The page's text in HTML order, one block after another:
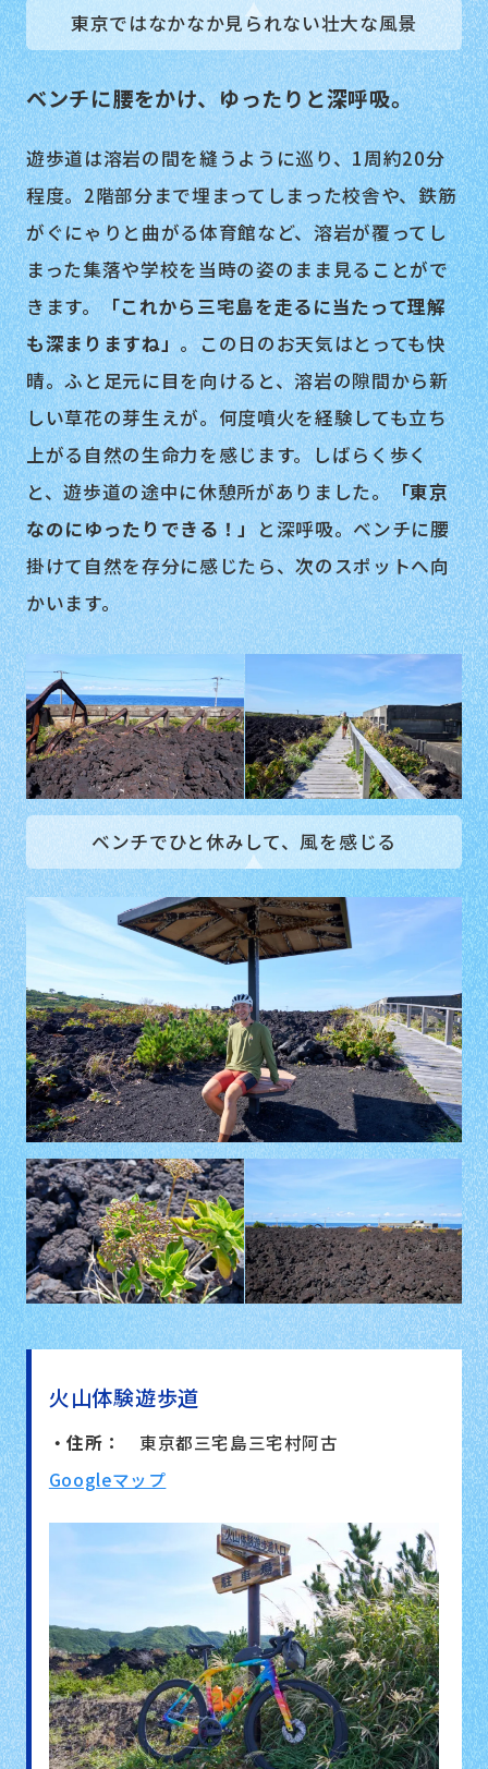
東京ではなかなか見られない壮大な風景
ベンチに腰をかけ、ゆったりと深呼吸。
遊歩道は溶岩の間を縫うように巡り、1周約20分
程度。2階部分まで埋まってしまった校舎や、鉄筋
がぐにゃりと曲がる体育館など、溶岩が覆ってし
まった集落や学校を当時の姿のまま見ることがで
きます。「これから三宅島を走るに当たって理解
も深まりますね」。この日のお天気はとっても快
晴。ふと足元に目を向けると、溶岩の隙間から新
しい草花の芽生えが。何度噴火を経験しても立ち
上がる自然の生命力を感じます。しばらく歩く
と、遊歩道の途中に休憩所がありました。「東京
なのにゆったりできる！」と深呼吸。ベンチに腰
掛けて自然を存分に感じたら、次のスポットへ向
かいます。
ベンチでひと休みして、風を感じる
火山体験遊歩道
・住所：
東京都三宅島三宅村阿古
Googleマップ